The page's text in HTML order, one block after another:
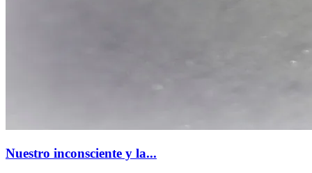
Nuestro inconsciente y la...